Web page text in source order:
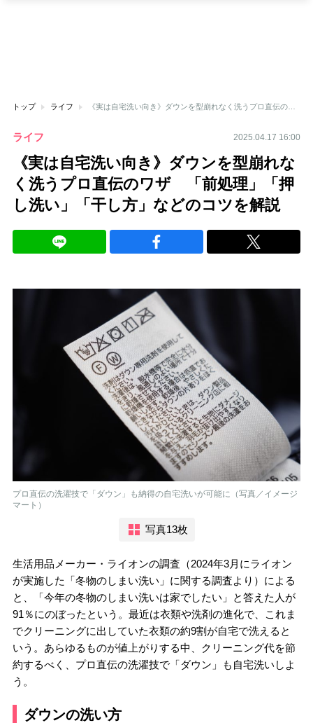
トップ ライフ 《実は自宅洗い向き》ダウンを型崩れなく洗うプロ直伝のワザ 「前処理」「押し洗い」「干し方」などのコツを解説
ライフ 2025.04.17 16:00
《実は自宅洗い向き》ダウンを型崩れな
く洗うプロ直伝のワザ 「前処理」「押
し洗い」「干し方」などのコツを解説
プロ直伝の洗濯技で「ダウン」も納得の自宅洗いが可能に（写真／イメージ
マート）
写真13枚
生活用品メーカー・ライオンの調査（2024年3月にライオン
が実施した「冬物のしまい洗い」に関する調査より）による
と、「今年の冬物のしまい洗いは家でしたい」と答えた人が
91％にのぼったという。最近は衣類や洗剤の進化で、これま
でクリーニングに出していた衣類の約9割が自宅で洗えると
いう。あらゆるものが値上がりする中、クリーニング代を節
約するべく、プロ直伝の洗濯技で「ダウン」も自宅洗いしよ
う。
ダウンの洗い方